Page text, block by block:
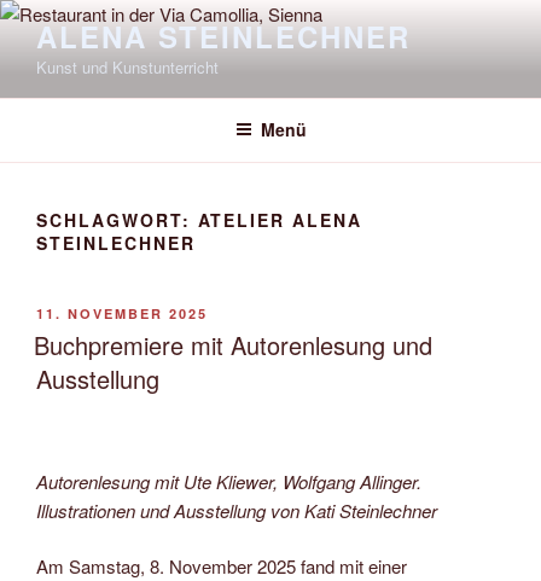
Zum
Inhalt
springen
ALENA STEINLECHNER
Kunst und Kunstunterricht
Menü
SCHLAGWORT: ATELIER ALENA
STEINLECHNER
VERÖFFENTLICHT
AM
11. NOVEMBER 2025
Buchpremiere mit Autorenlesung und
Ausstellung
Autorenlesung mit Ute Kliewer, Wolfgang Allinger.
Illustrationen und Ausstellung von Kati Steinlechner
Am Samstag, 8. November 2025 fand mit einer